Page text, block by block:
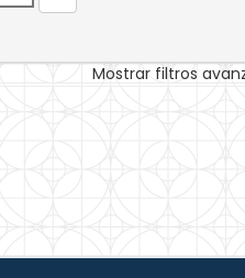
Mostrar filtros